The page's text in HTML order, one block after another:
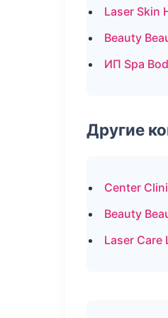
Laser Skin
Beauty
ИП Spa
Другие
Center
Beauty
Laser